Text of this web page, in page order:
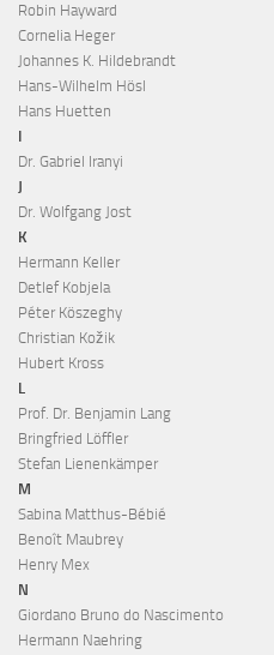
Robin Hayward
Cornelia Heger
Johannes K. Hildebrandt
Hans-Wilhelm Hösl
Hans Huetten
I
Dr. Gabriel Iranyi
J
Dr. Wolfgang Jost
K
Hermann Keller
Detlef Kobjela
Péter Köszeghy
Christian Kožik
Hubert Kross
L
Prof. Dr. Benjamin Lang
Bringfried Löffler
Stefan Lienenkämper
M
Sabina Matthus-Bébié
Benoît Maubrey
Henry Mex
N
Giordano Bruno do Nascimento
Hermann Naehring